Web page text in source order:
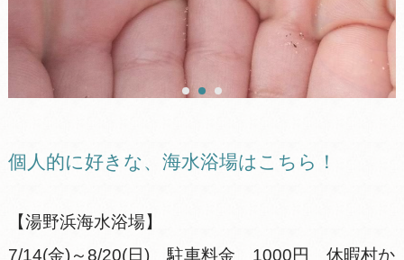
個人的に好きな、海水浴場はこちら！
【湯野浜海水浴場】
7/14(金)～8/20(日) 駐車料金 1000円 休暇村か